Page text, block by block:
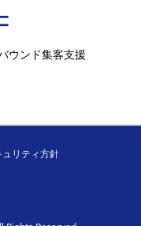
ウンド集客支援
リティ方針